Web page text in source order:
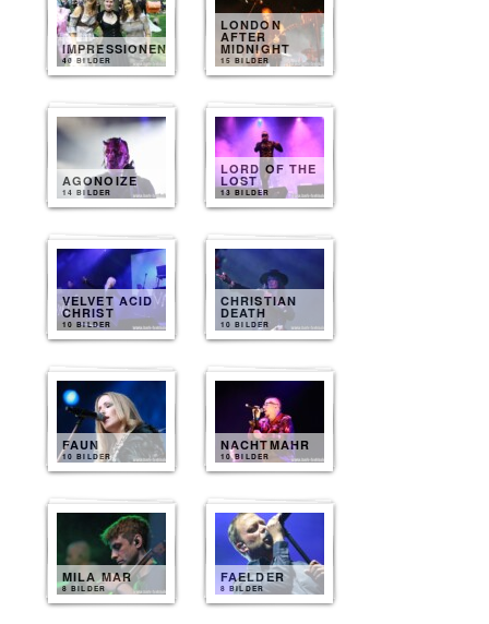
IMPRESSIONEN
40 BILDER
LONDON
AFTER
MIDNIGHT
15 BILDER
AGONOIZE
14 BILDER
LORD OF THE
LOST
13 BILDER
VELVET ACID
CHRIST
10 BILDER
CHRISTIAN
DEATH
10 BILDER
FAUN
10 BILDER
NACHTMAHR
10 BILDER
MILA MAR
8 BILDER
FAELDER
8 BILDER